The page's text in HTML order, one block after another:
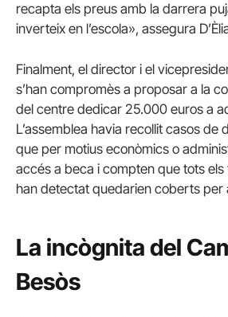
recapta els preus amb la darrera
inverteix en l’escola», assegura
Finalment, el director i el
s’han compromès a proposar a la
del centre dedicar 25.000 euros a
L’assemblea havia recollit casos de
que per motius econòmics o
accés a beca i compten que tots
han detectat quedarien coberts per
La incògnita del
Besòs